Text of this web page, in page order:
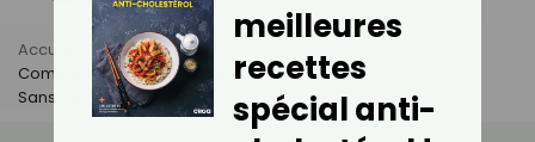
Accueil Actus
Sport
Comment Sécher À 60 Ans ? Les Clés Pour Perdre Du Gras
Sans Perdre De Muscle
meilleures
recettes
spécial anti-